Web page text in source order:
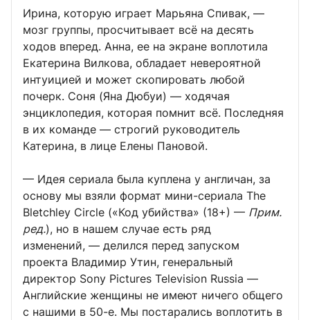
Ирина, которую играет Марьяна Спивак, —
мозг группы, просчитывает всё на десять
ходов вперед. Анна, ее на экране воплотила
Екатерина Вилкова, обладает невероятной
интуицией и может скопировать любой
почерк. Соня (Яна Дюбуи) — ходячая
энциклопедия, которая помнит всё. Последняя
в их команде — строгий руководитель
Катерина, в лице Елены Пановой.
— Идея сериала была куплена у англичан, за
основу мы взяли формат мини-сериала The
Bletchley Circle («Код убийства» (18+) — Прим.
ред.), но в нашем случае есть ряд
изменений, — делился перед запуском
проекта Владимир Утин, генеральный
директор Sony Pictures Television Russia —
Английские женщины не имеют ничего общего
с нашими в 50-е. Мы постарались воплотить в